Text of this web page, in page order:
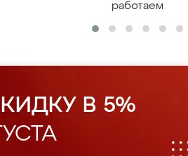
работаем
В 5%